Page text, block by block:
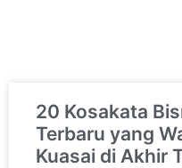
20 Kosakata
Terbaru yang
Kuasai di Akhir